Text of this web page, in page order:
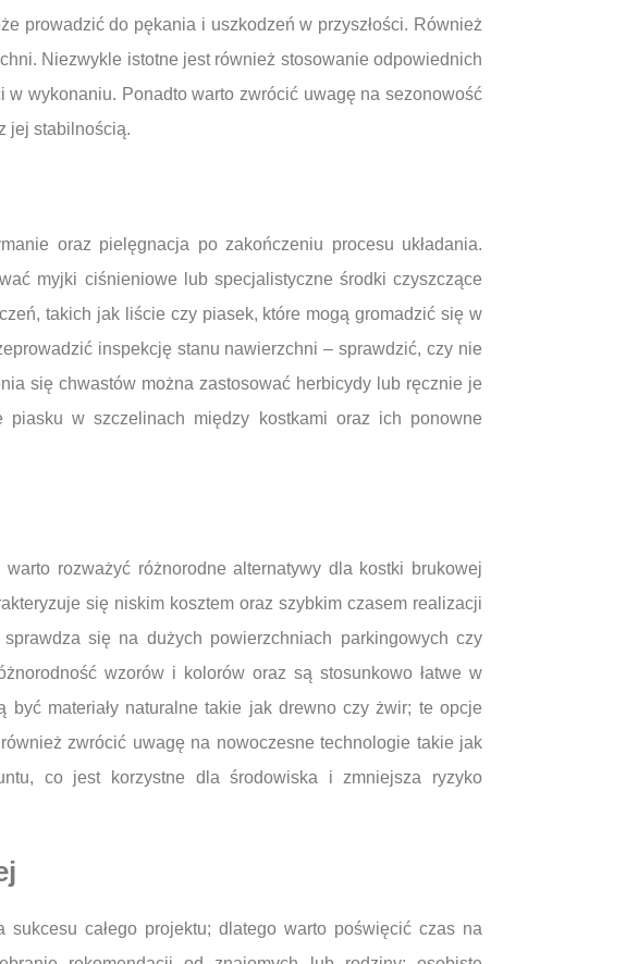
prowadzić do pękania i uszkodzeń w przyszłości. Również
Niezwykle istotne jest również stosowanie odpowiednich
w wykonaniu. Ponadto warto zwrócić uwagę na sezonowość
jej stabilnością.
oraz pielęgnacja po zakończeniu procesu układania.
myjki ciśnieniowe lub specjalistyczne środki czyszczące
takich jak liście czy piasek, które mogą gromadzić się w
inspekcję stanu nawierzchni – sprawdzić, czy nie
się chwastów można zastosować herbicydy lub ręcznie je
w szczelinach między kostkami oraz ich ponowne
rozważyć różnorodne alternatywy dla kostki brukowej
się niskim kosztem oraz szybkim czasem realizacji
się na dużych powierzchniach parkingowych czy
wzorów i kolorów oraz są stosunkowo łatwe w
materiały naturalne takie jak drewno czy żwir; te opcje
zwrócić uwagę na nowoczesne technologie takie jak
co jest korzystne dla środowiska i zmniejsza ryzyko
całego projektu; dlatego warto poświęcić czas na